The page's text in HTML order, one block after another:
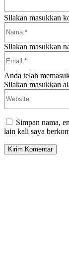
Silakan masukkan
Silakan masukkan
Anda telah
Silakan masukkan
Simpan nama,
lain kali saya